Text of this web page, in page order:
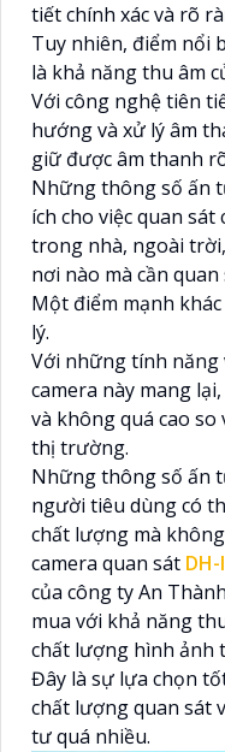
tiết chính xác và rõ
Tuy nhiên, điểm nổi
là khả năng thu âm
Với công nghệ tiên
hướng và xử lý âm
giữ được âm thanh
Những thông số ấn
ích cho việc quan
trong nhà, ngoài
nơi nào mà cần
Một điểm mạnh
lý.
Với những tính năng
camera này mang
và không quá cao so
thị trường.
Những thông số ấn
người tiêu dùng có
chất lượng mà
camera quan sát DH-
của công ty An
mua với khả năng
chất lượng hình ảnh
Đây là sự lựa chọn
chất lượng quan sát
tư quá nhiều.